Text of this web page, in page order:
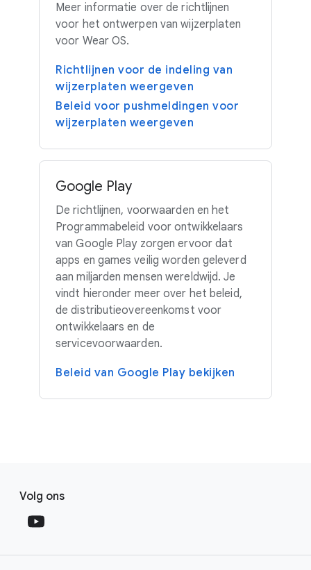
Meer informatie over de richtlijnen
voor het ontwerpen van wijzerplaten
voor Wear OS.
Richtlijnen voor de indeling van
wijzerplaten weergeven
Beleid voor pushmeldingen voor
wijzerplaten weergeven
Google Play
De richtlijnen, voorwaarden en het
Programmabeleid voor ontwikkelaars
van Google Play zorgen ervoor dat
apps en games veilig worden geleverd
aan miljarden mensen wereldwijd. Je
vindt hieronder meer over het beleid,
de distributieovereenkomst voor
ontwikkelaars en de
servicevoorwaarden.
Beleid van Google Play bekijken
S
a
Volg ons